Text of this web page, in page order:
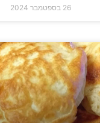
26 בספטמבר 2024